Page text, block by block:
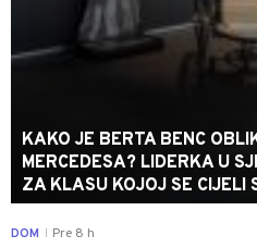
KAKO JE BERTA BENC
MERCEDESA? LIDERKA U
ZA KLASU KOJOJ SE CIJELI
DOM Pre 8 h